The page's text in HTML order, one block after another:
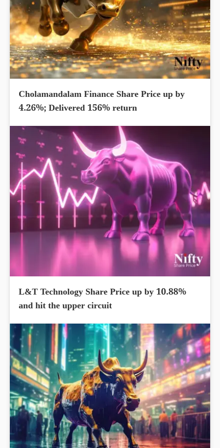
Cholamandalam Finance Share Price up by
4.26%; Delivered 156% return
L&T Technology Share Price up by 10.88%
and hit the upper circuit